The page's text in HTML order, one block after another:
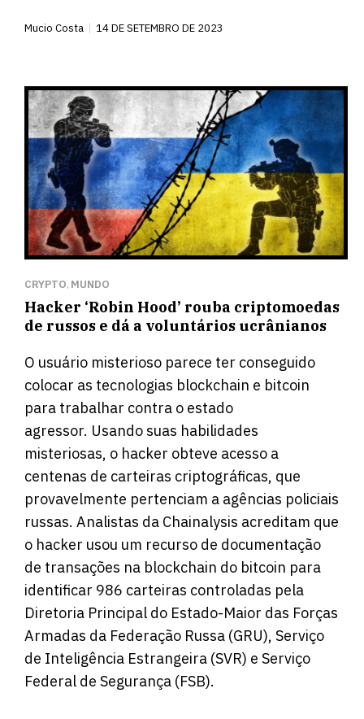
Mucio Costa 14 DE SETEMBRO DE 2023
CRYPTO, MUNDO
Hacker ‘Robin Hood’ rouba criptomoedas
de russos e dá a voluntários ucrânianos
O usuário misterioso parece ter conseguido
colocar as tecnologias blockchain e bitcoin
para trabalhar contra o estado
agressor. Usando suas habilidades
misteriosas, o hacker obteve acesso a
centenas de carteiras criptográficas, que
provavelmente pertenciam a agências policiais
russas. Analistas da Chainalysis acreditam que
o hacker usou um recurso de documentação
de transações na blockchain do bitcoin para
identificar 986 carteiras controladas pela
Diretoria Principal do Estado-Maior das Forças
Armadas da Federação Russa (GRU), Serviço
de Inteligência Estrangeira (SVR) e Serviço
Federal de Segurança (FSB).